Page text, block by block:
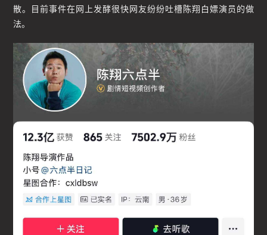
散。目前事件在网上发酵很快网友纷纷吐槽陈翔白嫖演员的做
法。